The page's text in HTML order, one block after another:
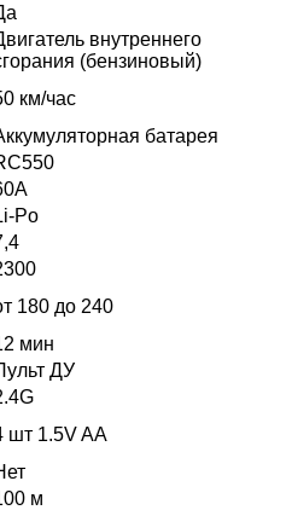
внутреннего
(бензиновый)
км/час
батарея
Po
180 до 240
мин
ДУ
шт 1.5V AA
м